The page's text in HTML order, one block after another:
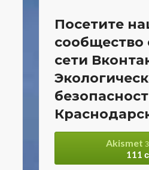
Посетите
сообщество
сети
Akismet
111